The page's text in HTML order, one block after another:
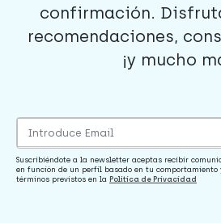
confirmación.
recomendaciones,
¡y mucho
Suscribiéndote a la newsletter aceptas recibir
en función de un perfil basado en tu comportamiento
términos previstos en la Política de Privacidad